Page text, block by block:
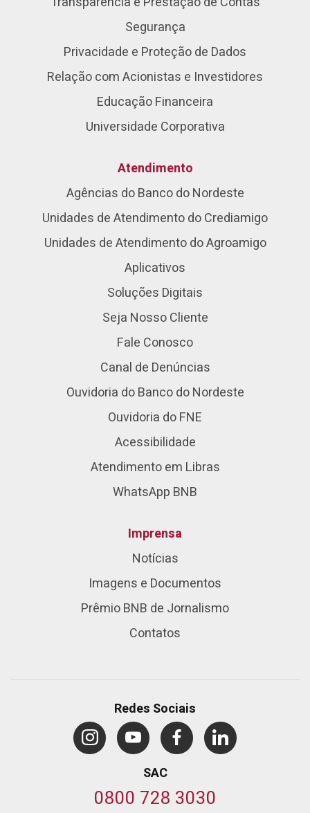
Segurança
Privacidade e Proteção de Dados
Relação com Acionistas e Investidores
Educação Financeira
Universidade Corporativa
Atendimento
Agências do Banco do Nordeste
Unidades de Atendimento do Crediamigo
Unidades de Atendimento do Agroamigo
Aplicativos
Soluções Digitais
Seja Nosso Cliente
Fale Conosco
Canal de Denúncias
Ouvidoria do Banco do Nordeste
Ouvidoria do FNE
Acessibilidade
Atendimento em Libras
WhatsApp BNB
Imprensa
Notícias
Imagens e Documentos
Prêmio BNB de Jornalismo
Contatos
Redes Sociais
SAC
0800 728 3030